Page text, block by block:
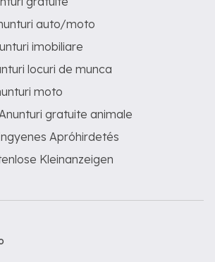
auto/moto
imobiliare
locuri de munca
moto
gratuite animale
Apróhirdetés
Kleinanzeigen